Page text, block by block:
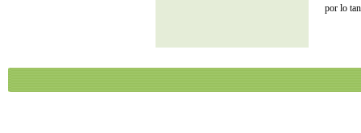
por lo